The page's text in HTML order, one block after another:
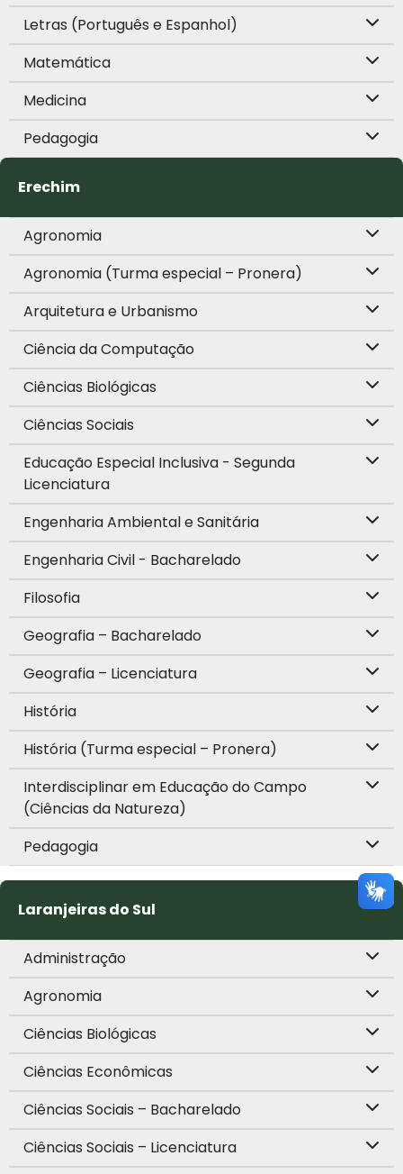
Letras (Português e Espanhol)
Matemática
Medicina
Pedagogia
Erechim
Agronomia
Agronomia (Turma especial – Pronera)
Arquitetura e Urbanismo
Ciência da Computação
Ciências Biológicas
Ciências Sociais
Educação Especial Inclusiva - Segunda
Licenciatura
Engenharia Ambiental e Sanitária
Engenharia Civil - Bacharelado
Filosofia
Geografia – Bacharelado
Geografia – Licenciatura
História
História (Turma especial – Pronera)
Interdisciplinar em Educação do Campo
(Ciências da Natureza)
Pedagogia
Laranjeiras do Sul
Administração
Agronomia
Ciências Biológicas
Ciências Econômicas
Ciências Sociais – Bacharelado
Ciências Sociais – Licenciatura